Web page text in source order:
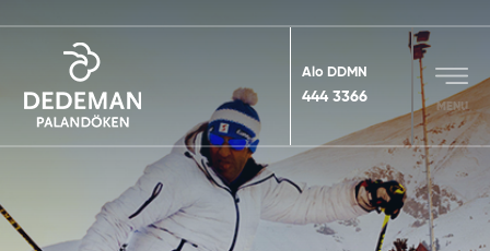
Alo DDMN
444 3366
MENU